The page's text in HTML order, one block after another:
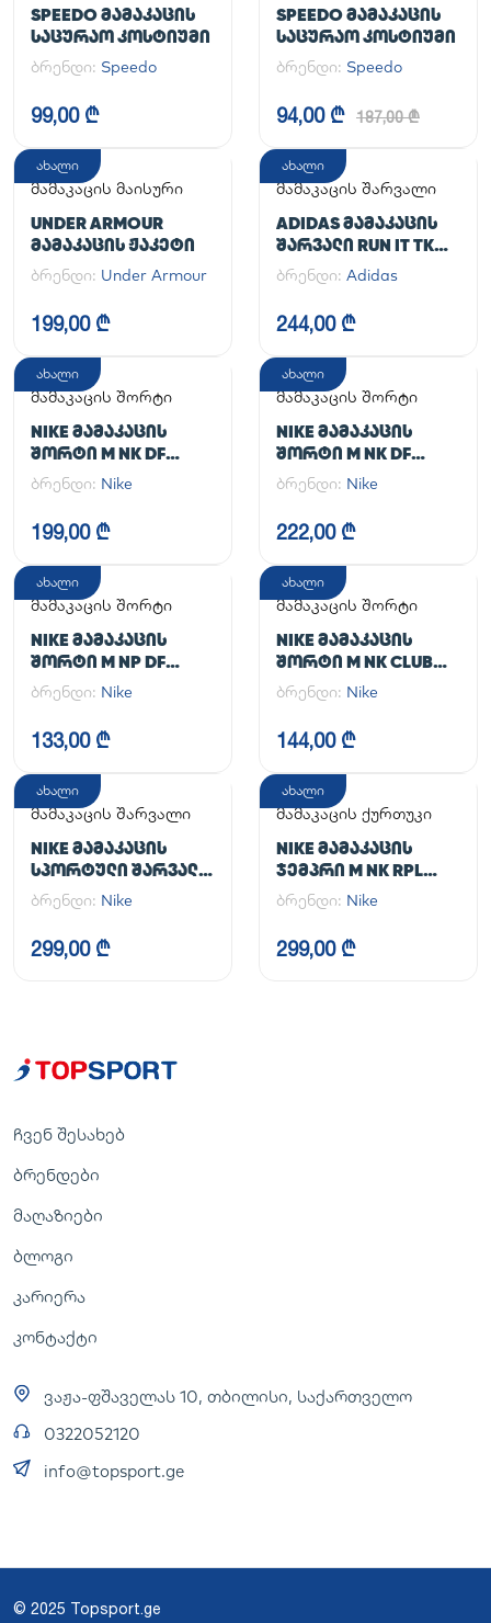
SPEEDO ᲛᲐᲛᲐᲙᲐᲪᲘᲡ
ᲡᲐᲪᲣᲠᲐᲝ ᲙᲝᲡᲢᲘᲣᲛᲘ
ბრენდი: Speedo
99,00 ₾
SPEEDO ᲛᲐᲛᲐᲙᲐᲪᲘᲡ
ᲡᲐᲪᲣᲠᲐᲝ ᲙᲝᲡᲢᲘᲣᲛᲘ
ბრენდი: Speedo
94,00 ₾ 187,00 ₾
ახალი
მამაკაცის მაისური
UNDER ARMOUR
ᲛᲐᲛᲐᲙᲐᲪᲘᲡ ᲟᲐᲙᲔᲢᲘ
ბრენდი: Under Armour
199,00 ₾
ახალი
მამაკაცის შარვალი
ADIDAS ᲛᲐᲛᲐᲙᲐᲪᲘᲡ
ᲨᲐᲠᲕᲐᲚᲘ RUN IT TKO
PANT
ბრენდი: Adidas
244,00 ₾
ახალი
მამაკაცის შორტი
NIKE ᲛᲐᲛᲐᲙᲐᲪᲘᲡ
ᲨᲝᲠᲢᲘ M NK DF
UNLIMITED WVN 7IN
ბრენდი: Nike
199,00 ₾
ახალი
მამაკაცის შორტი
NIKE ᲛᲐᲛᲐᲙᲐᲪᲘᲡ
ᲨᲝᲠᲢᲘ M NK DF
UNLIMITED WVN 7IN
2IN1
ბრენდი: Nike
222,00 ₾
ახალი
მამაკაცის შორტი
NIKE ᲛᲐᲛᲐᲙᲐᲪᲘᲡ
ᲨᲝᲠᲢᲘ M NP DF
LONG SHORT
ბრენდი: Nike
133,00 ₾
ახალი
მამაკაცის შორტი
NIKE ᲛᲐᲛᲐᲙᲐᲪᲘᲡ
ᲨᲝᲠᲢᲘ M NK CLUB
FLOW SHORT
ბრენდი: Nike
144,00 ₾
ახალი
მამაკაცის შარვალი
NIKE ᲛᲐᲛᲐᲙᲐᲪᲘᲡ
ᲡᲞᲝᲠᲢᲣᲚᲘ ᲨᲐᲠᲕᲐᲚᲘ
M NK DF UNLIMITED
PANT TPR
ბრენდი: Nike
299,00 ₾
ახალი
მამაკაცის ქურთუკი
NIKE ᲛᲐᲛᲐᲙᲐᲪᲘᲡ
ᲯᲔᲛᲞᲠᲘ M NK RPL
UNLIMITED JKT
ბრენდი: Nike
299,00 ₾
ჩვენ შესახებ
ბრენდები
მაღაზიები
ბლოგი
კარიერა
კონტაქტი
ვაჟა-ფშაველას 10, თბილისი, საქართველო
0322052120
info@topsport.ge
© 2025 Topsport.ge